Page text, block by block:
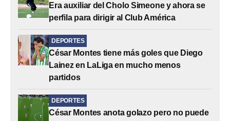
Era auxiliar del Cholo Simeone y ahora se
perfila para dirigir al Club América
DEPORTES
César Montes tiene más goles que Diego
Lainez en LaLiga en mucho menos
partidos
DEPORTES
César Montes anota golazo pero no puede